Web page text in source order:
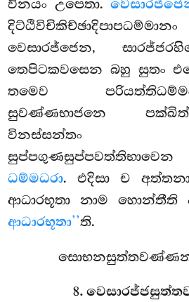
විනයං උපෙතා.
වෙසාරජ්ජෙන,
තෙපිටකවසෙන බහු සුතං
තමෙව
සුවණ්ණභාජනෙ
විනස්සන්තං
ධම්මධරා. එදිසා ච
ආධාරභූතා නාම හොන්තීති
ආධාරභූතා’’ති.
8.